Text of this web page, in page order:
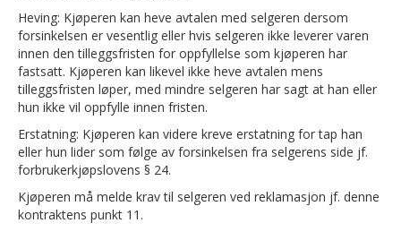
Heving: Kjøperen kan heve avtalen med selgeren dersom
forsinkelsen er vesentlig eller hvis selgeren ikke leverer varen
innen den tilleggsfristen for oppfyllelse som kjøperen har
fastsatt. Kjøperen kan likevel ikke heve avtalen mens
tilleggsfristen løper, med mindre selgeren har sagt at han eller
hun ikke vil oppfylle innen fristen.
Erstatning: Kjøperen kan videre kreve erstatning for tap han
eller hun lider som følge av forsinkelsen fra selgerens side jf.
forbrukerkjøpslovens § 24.
Kjøperen må melde krav til selgeren ved reklamasjon jf. denne
kontraktens punkt 11.